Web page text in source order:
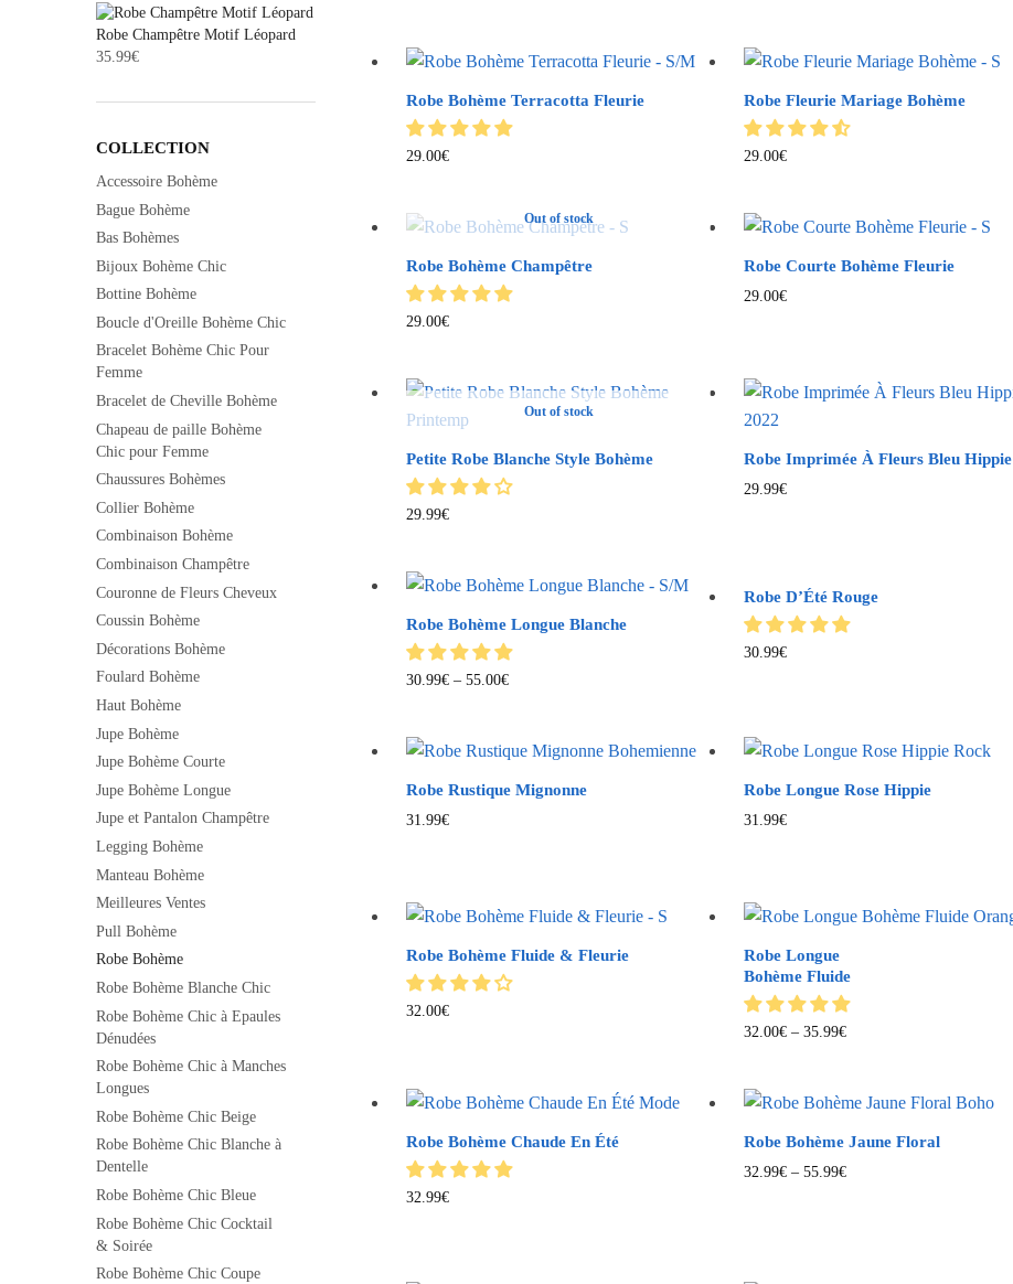
Robe Bohème Terracotta Fleurie
29.00€
Robe Fleurie Mariage Bohème
29.00€
Out of stock
Robe Bohème Champêtre
29.00€
Robe Courte Bohème Fleurie
29.00€
Out of stock
Petite Robe Blanche Style Bohème
29.99€
Robe Imprimée À Fleurs Bleu Hippie
29.99€
Robe Bohème Longue Blanche
30.99€– 55.00€
Robe D’Été Rouge
30.99€
Robe Rustique Mignonne
31.99€
Robe Longue Rose Hippie
31.99€
Robe Bohème Fluide & Fleurie
32.00€
Robe Longue
Bohème Fluide
32.00€ –35.99€
Robe Bohème Chaude En Été
32.99€
Robe Bohème Jaune Floral
32.99€ –55.99€
Robe Champêtre Motif Léopard
35.99€
COLLECTION
Accessoire Bohème
Bague Bohème
Bas Bohèmes
Bijoux Bohème Chic
Bottine Bohème
Boucle d'Oreille Bohème Chic
Bracelet Bohème Chic Pour
Femme
Bracelet de Cheville Bohème
Chapeau de paille Bohème
Chic pour Femme
Chaussures Bohèmes
Collier Bohème
Combinaison Bohème
Combinaison Champêtre
Couronne de Fleurs Cheveux
Coussin Bohème
Décorations Bohème
Foulard Bohème
Haut Bohème
Jupe Bohème
Jupe Bohème Courte
Jupe Bohème Longue
Jupe et Pantalon Champêtre
Legging Bohème
Manteau Bohème
Meilleures Ventes
Pull Bohème
Robe Bohème
Robe Bohème Blanche Chic
Robe Bohème Chic à Epaules
Dénudées
Robe Bohème Chic à Manches
Longues
Robe Bohème Chic Beige
Robe Bohème Chic Blanche à
Dentelle
Robe Bohème Chic Bleue
Robe Bohème Chic Cocktail
& Soirée
Robe Bohème Chic Coupe